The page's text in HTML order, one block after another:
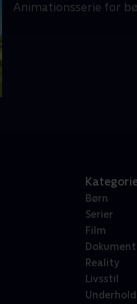
Animationsserie for
Børn
Serier
Film
Reality
Livsstil